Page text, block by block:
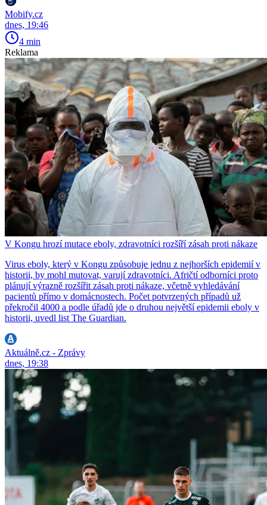
Mobify.cz
dnes, 19:46
4 min
Reklama
V Kongu hrozí mutace eboly, zdravotníci rozšíří zásah proti nákaze
Virus eboly, který v Kongu způsobuje jednu z nejhorších epidemií v
historii, by mohl mutovat, varují zdravotníci. Afričtí odborníci proto
plánují výrazně rozšířit zásah proti nákaze, včetně vyhledávání
pacientů přímo v domácnostech. Počet potvrzených případů už
překročil 4000 a podle úřadů jde o druhou největší epidemii eboly v
historii, uvedl list The Guardian.
Aktuálně.cz - Zprávy
dnes, 19:38